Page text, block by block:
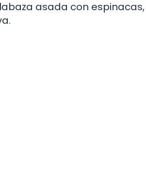
asada con espinacas,